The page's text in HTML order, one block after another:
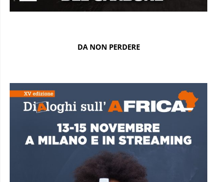
DA NON PERDERE